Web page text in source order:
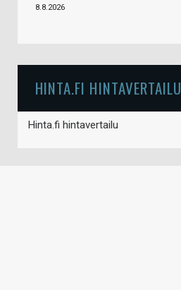
8.8.2026
HINTA.FI HINTAVERTAILU
Hinta.fi hintavertailu